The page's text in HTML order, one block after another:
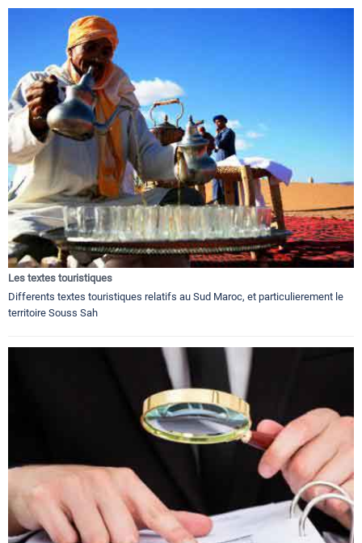
Les textes touristiques
Differents textes touristiques relatifs au Sud Maroc, et particulierement le
territoire Souss Sah